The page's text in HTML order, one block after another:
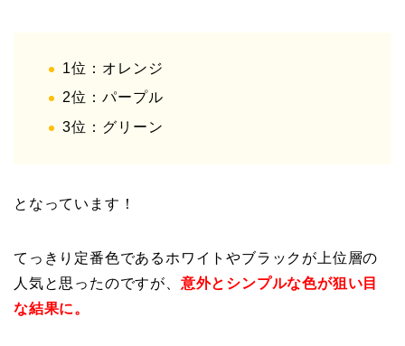
1位：オレンジ
2位：パープル
3位：グリーン
となっています！
てっきり定番色であるホワイトやブラックが上位層の
人気と思ったのですが、 意外とシンプルな色が狙い目
な結果に。